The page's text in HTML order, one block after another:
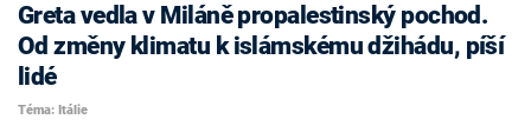
Greta vedla v Miláně propalestinský pochod.
Od změny klimatu k islámskému džihádu, píší
lidé
Téma: Itálie